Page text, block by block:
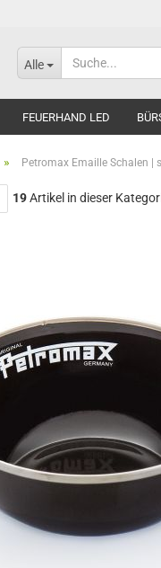
Alle
FEUERHAND LED
» Petromax Emaille Schalen |
19Artikel in dieser